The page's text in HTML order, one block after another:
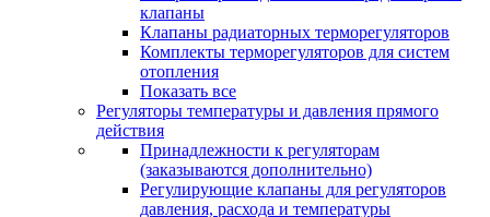
клапаны
Клапаны радиаторных терморегуляторов
Комплекты терморегуляторов для систем
отопления
Показать все
Регуляторы температуры и давления прямого
действия
Принадлежности к регуляторам
(заказываются дополнительно)
Регулирующие клапаны для регуляторов
давления, расхода и температуры